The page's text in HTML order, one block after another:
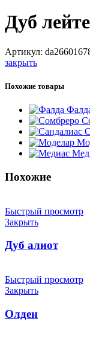
Дуб
Артикул:
закрыть
Похожие товары
Похожие
Быстрый просмотр
Закрыть
Дуб алиот
Быстрый просмотр
Закрыть
Олден